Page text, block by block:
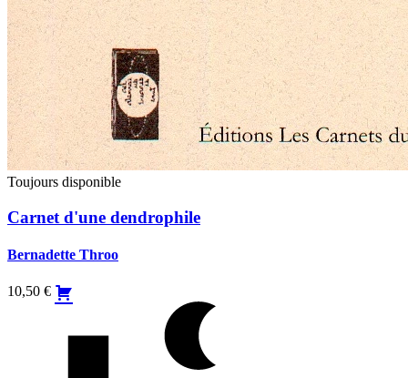
Toujours disponible
Carnet d'une dendrophile
Bernadette Throo
10,50 €